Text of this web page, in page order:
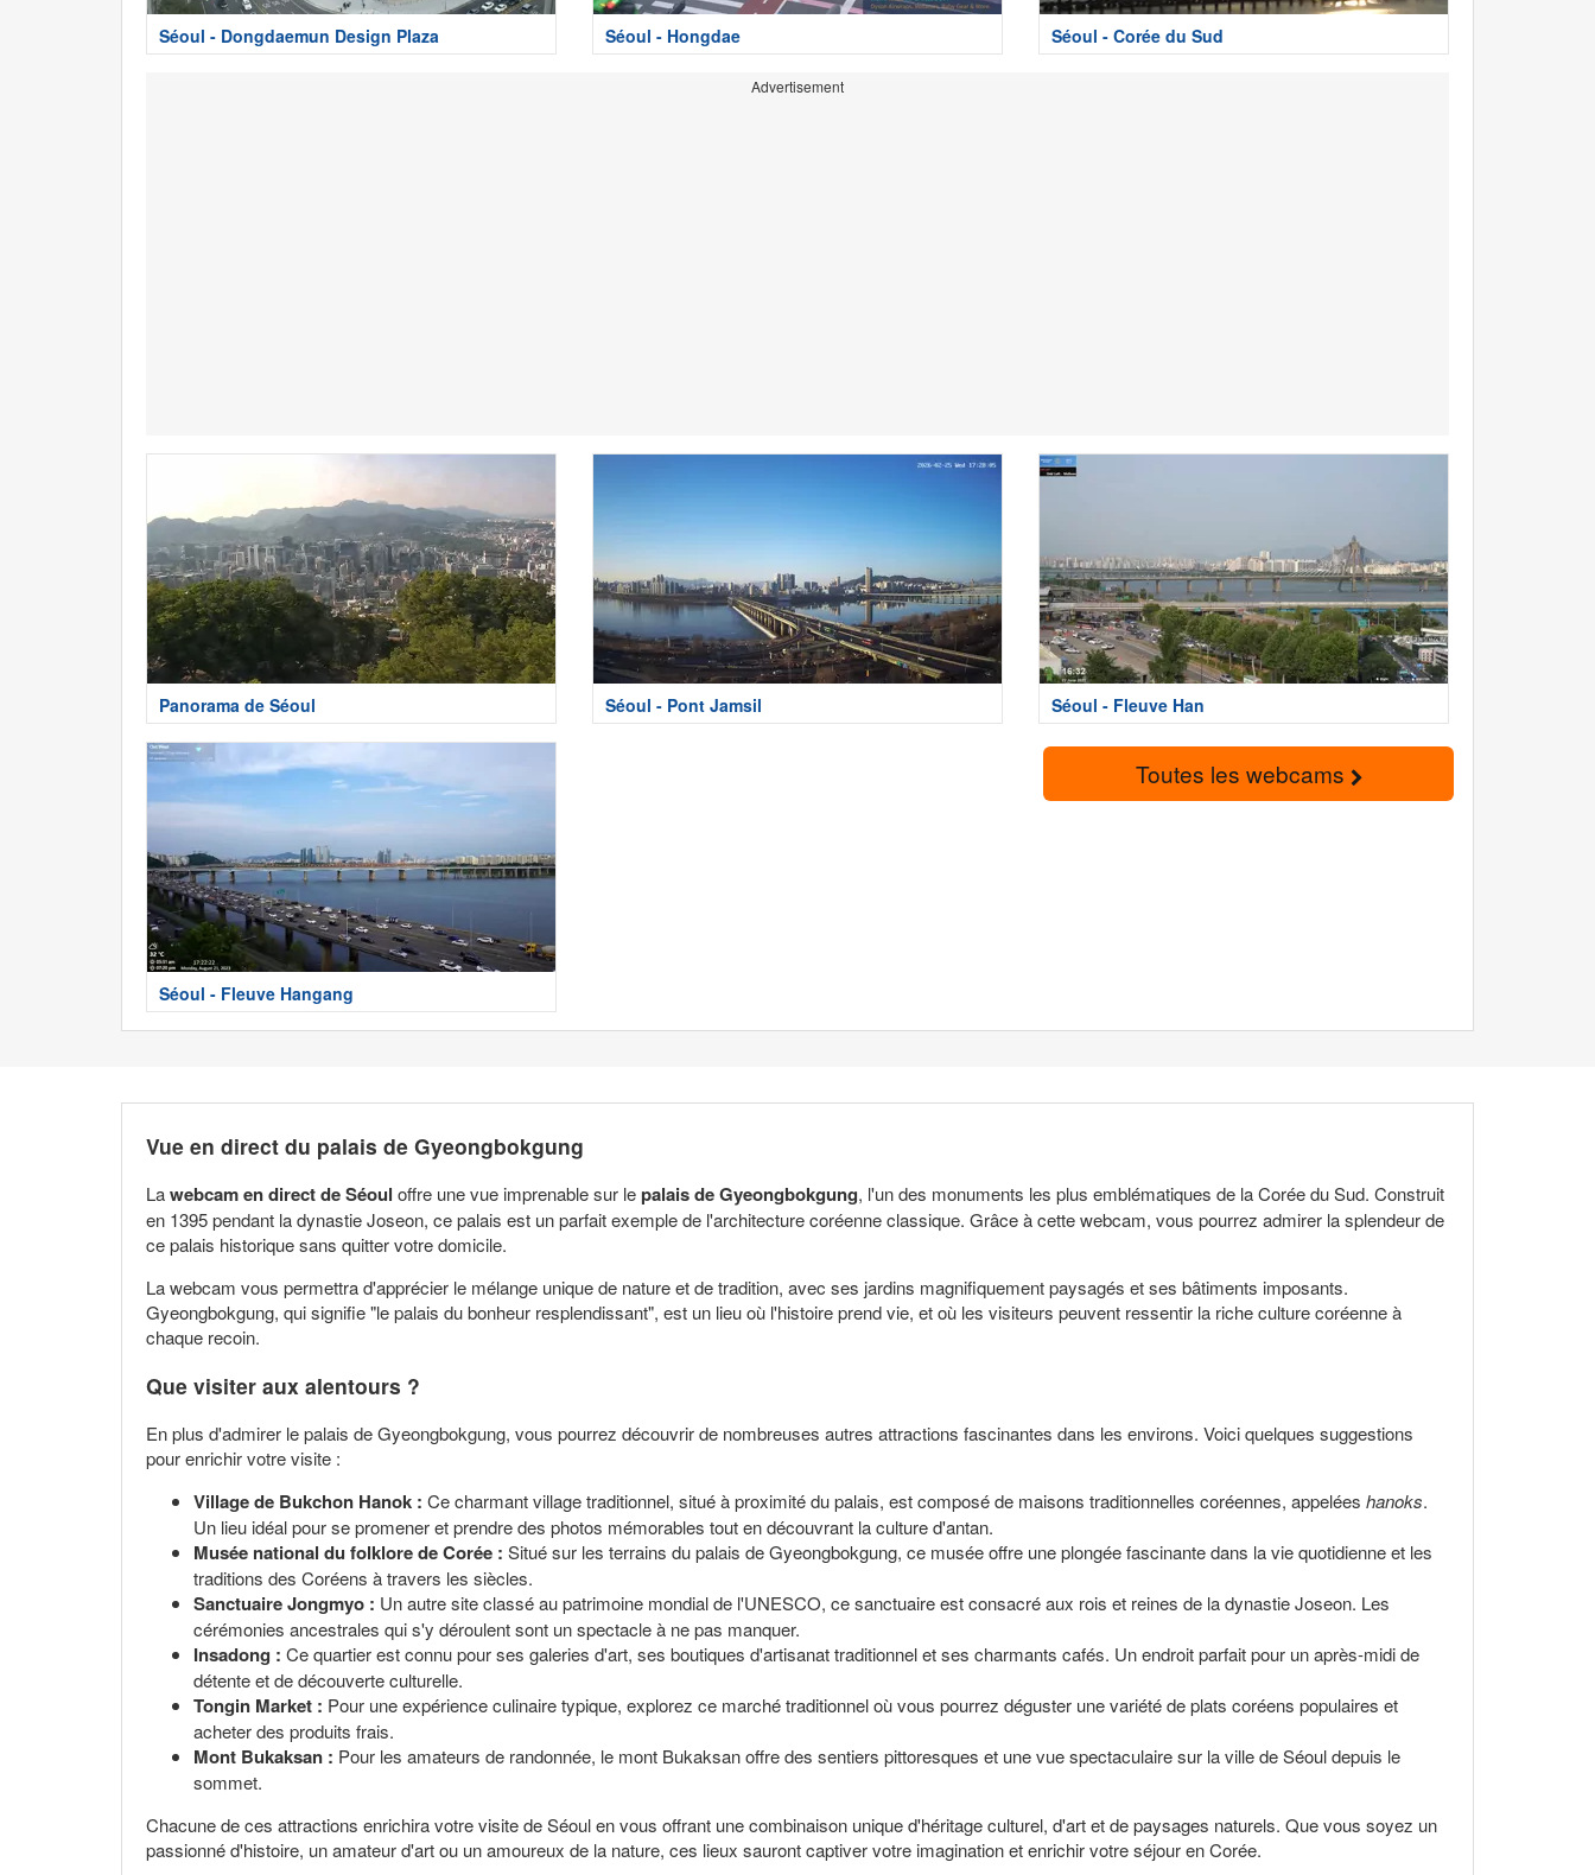
Séoul - Dongdaemun Design Plaza Séoul - Hongdae Séoul - Corée du Sud
Advertisement
Panorama de Séoul Séoul - Pont Jamsil Séoul - Fleuve Han
Séoul - Fleuve Hangang
Toutes les webcams
Vue en direct du palais de Gyeongbokgung
Lawebcam en direct de Séoul offre une vue imprenable sur lepalais de Gyeongbokgung, l'un des monuments les plus emblématiques de la Corée du Sud. Construit
en 1395 pendant la dynastie Joseon, ce palais est un parfait exemple de l'architecture coréenne classique. Grâce à cette webcam, vous pourrez admirer la splendeur de
ce palais historique sans quitter votre domicile.
La webcam vous permettra d'apprécier le mélange unique de nature et de tradition, avec ses jardins magnifiquement paysagés et ses bâtiments imposants.
Gyeongbokgung, qui signifie "le palais du bonheur resplendissant", est un lieu où l'histoire prend vie, et où les visiteurs peuvent ressentir la riche culture coréenne à
chaque recoin.
Que visiter aux alentours ?
En plus d'admirer le palais de Gyeongbokgung, vous pourrez découvrir de nombreuses autres attractions fascinantes dans les environs. Voici quelques suggestions
pour enrichir votre visite :
Village de Bukchon Hanok : Ce charmant village traditionnel, situé à proximité du palais, est composé de maisons traditionnelles coréennes, appelées hanoks.
Un lieu idéal pour se promener et prendre des photos mémorables tout en découvrant la culture d'antan.
Musée national du folklore de Corée : Situé sur les terrains du palais de Gyeongbokgung, ce musée offre une plongée fascinante dans la vie quotidienne et les
traditions des Coréens à travers les siècles.
Sanctuaire Jongmyo : Un autre site classé au patrimoine mondial de l'UNESCO, ce sanctuaire est consacré aux rois et reines de la dynastie Joseon. Les
cérémonies ancestrales qui s'y déroulent sont un spectacle à ne pas manquer.
Insadong : Ce quartier est connu pour ses galeries d'art, ses boutiques d'artisanat traditionnel et ses charmants cafés. Un endroit parfait pour un après-midi de
détente et de découverte culturelle.
Tongin Market : Pour une expérience culinaire typique, explorez ce marché traditionnel où vous pourrez déguster une variété de plats coréens populaires et
acheter des produits frais.
Mont Bukaksan : Pour les amateurs de randonnée, le mont Bukaksan offre des sentiers pittoresques et une vue spectaculaire sur la ville de Séoul depuis le
sommet.
Chacune de ces attractions enrichira votre visite de Séoul en vous offrant une combinaison unique d'héritage culturel, d'art et de paysages naturels. Que vous soyez un
passionné d'histoire, un amateur d'art ou un amoureux de la nature, ces lieux sauront captiver votre imagination et enrichir votre séjour en Corée.